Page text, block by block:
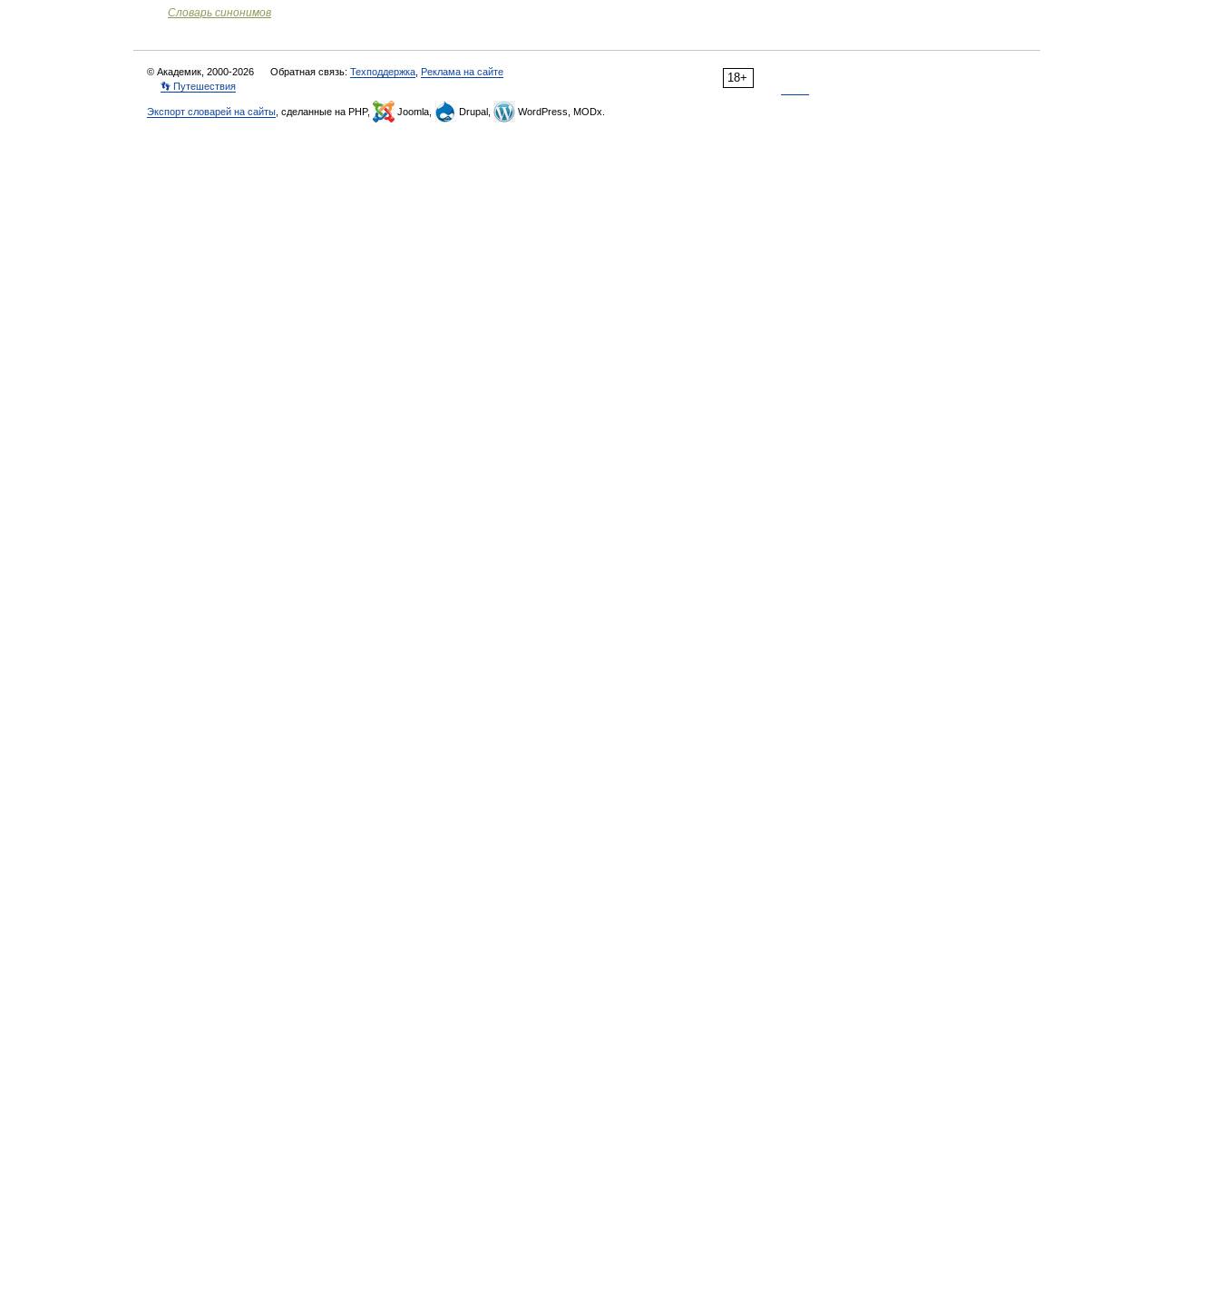
Словарь синонимов
18+
© Академик, 2000-2026 Обратная связь: Техподдержка Реклама на сайте
👣 Путешествия
Экспорт словарей на сайты , сделанные на PHP, Joomla, Drupal, WordPress, MODx.